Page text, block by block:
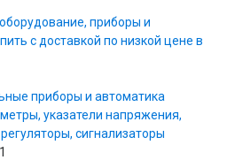
приборы и
с доставкой по низкой цене в
приборы и автоматика
указатели напряжения,
сигнализаторы